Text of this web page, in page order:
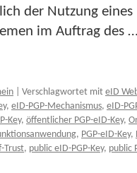
der Nutzung
im Auftrag des
Verschlagwortet mit eID
, eID-PGP-Mechanismus, eID-
Key, öffentlicher PGP-eID-Key,
, PGP-eID-Key,
Trust, public eID-PGP-Key, public